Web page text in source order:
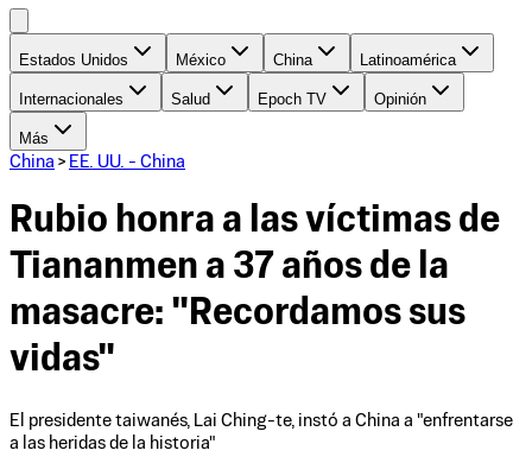
Estados Unidos México China Latinoamérica
Internacionales Salud Epoch TV Opinión
Más
China > EE. UU. - China
Rubio honra a las víctimas de
Tiananmen a 37 años de la
masacre: "Recordamos sus
vidas"
El presidente taiwanés, Lai Ching-te, instó a China a "enfrentarse
a las heridas de la historia"